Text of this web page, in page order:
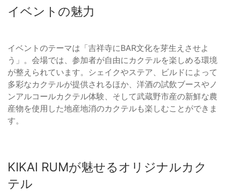
イベントの魅力
イベントのテーマは「吉祥寺にBAR文化を芽生えさせよ
う」。会場では、参加者が自由にカクテルを楽しめる環境
が整えられています。シェイクやステア、ビルドによって
多彩なカクテルが提供されるほか、洋酒の試飲ブースやノ
ンアルコールカクテル体験、そして武蔵野市産の新鮮な農
産物を使用した地産地消のカクテルも楽しむことができま
す。
KIKAI RUMが魅せるオリジナルカク
テル